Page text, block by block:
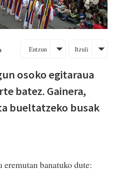
Entzun Itzuli
osoko egitaraua
batez. Gainera,
bueltatzeko busak
banatuko dute: